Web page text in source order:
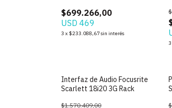
$699.266,00
USD 469
3 x $233.088,67sin interés
3
SIN STOCK
Interfaz de Audio Focusrite
Scarlett 18i20 3G Rack
$1.570.409,00